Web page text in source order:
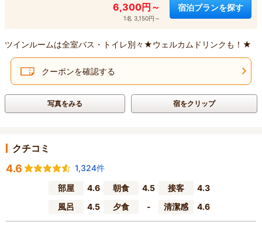
6,300円～
1名 3,150円～
宿泊プランを探す
ツインルームは全室バス・トイレ別々★ウェルカムドリンクも！★
クーポンを確認する
写真をみる 宿をクリップ
クチコミ
4.6
1,324件
部屋
4.6 朝食 4.5 接客
4.3
風呂
4.5 夕食 - 清潔感 4.6